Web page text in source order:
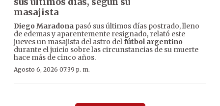
masajista
Diego Maradona pasó sus últimos días postrado, lleno
de edemas y aparentemente resignado, relató este
jueves un masajista del astro delfútbol argentino
durante el juicio sobre las circunstancias de su muerte
hace más de cinco años.
Agosto 6, 2026 07:39 p. m.